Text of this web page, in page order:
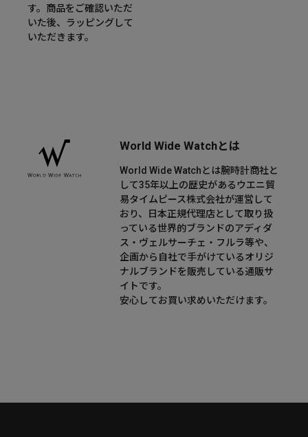
す。商品をご確認いただ
いた後、ラッピングして
いただきます。
World Wide Watchとは
World Wide Watchとは腕時計商社と
して35年以上の歴史があるウエニ貿
易タイムピース株式会社が運営して
おり、日本正規代理店として取り扱
っている世界的ブランドのアディダ
ス・ヴェルサーチェ・フルラ等や、
企画から自社で手がけているオリジ
ナルブランドを販売している通販サ
イトです。
安心してお買い求めいただけます。